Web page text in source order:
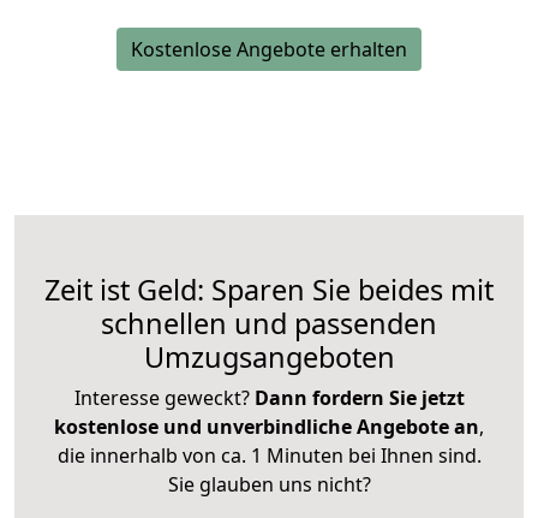
Kostenlose Angebote erhalten
Zeit ist Geld: Sparen Sie beides mit
schnellen und passenden
Umzugsangeboten
Interesse geweckt? Dann fordern Sie jetzt
kostenlose und unverbindliche Angebote an,
die innerhalb von ca. 1 Minuten bei Ihnen sind.
Sie glauben uns nicht?